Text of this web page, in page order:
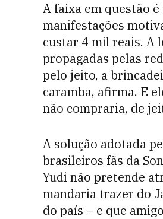
A faixa em questão
manifestações
custar 4 mil reais. A
propagadas pelas
pelo jeito, a
caramba, afirma. E
não compraria, de
A solução adotada
brasileiros fãs da
Yudi não pretende
mandaria trazer do
do país – e que